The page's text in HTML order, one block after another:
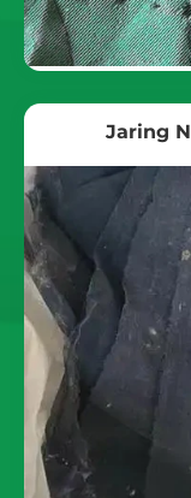
Jaring